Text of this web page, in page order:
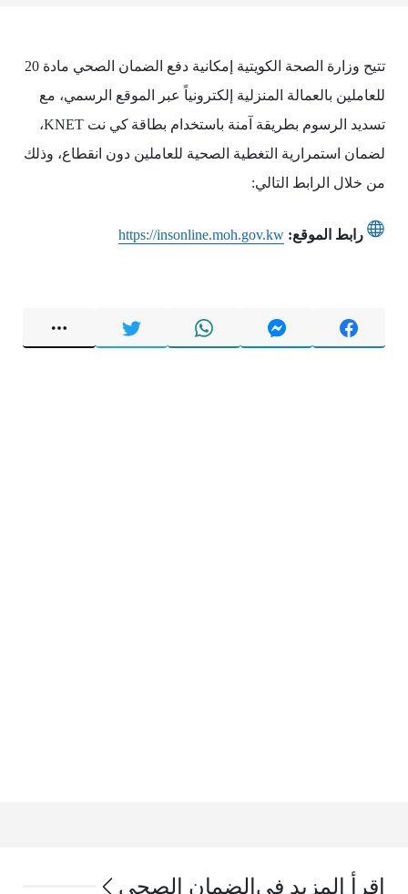
تتيح وزارة الصحة الكويتية إمكانية دفع الضمان الصحي مادة 20
للعاملين بالعمالة المنزلية إلكترونياً عبر الموقع الرسمي، مع
تسديد الرسوم بطريقة آمنة باستخدام بطاقة كي نت KNET،
لضمان استمرارية التغطية الصحية للعاملين دون انقطاع، وذلك
من خلال الرابط التالي:
رابط الموقع: https://insonline.moh.gov.kw
اقرأ المزيد في الضمان الصحي